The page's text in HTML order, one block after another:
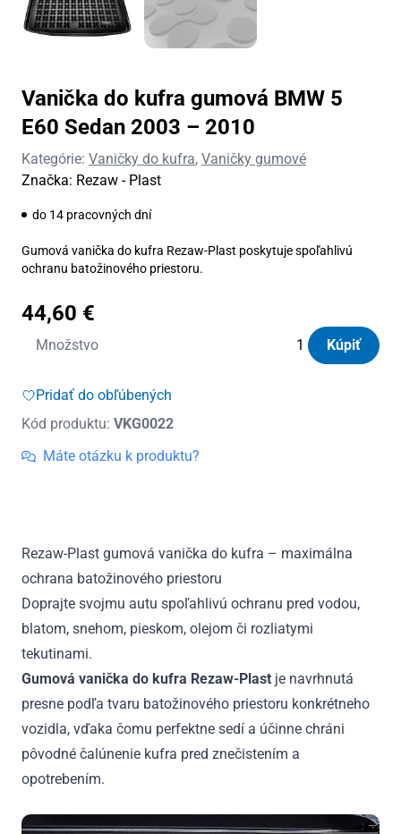
Vanička do kufra gumová BMW 5
E60 Sedan 2003 – 2010
Kategórie: Vaničky do kufra, Vaničky gumové
Značka: Rezaw - Plast
do 14 pracovných dní
Gumová vanička do kufra Rezaw-Plast poskytuje spoľahlivú
ochranu batožinového priestoru.
44,60 €
Množstvo
množstvo
do
gumová
BMW
-
2010
Kúpiť
Pridať do obľúbených
Kód produktu: VKG0022
Máte otázku k produktu?
Rezaw-Plast gumová vanička do kufra – maximálna
ochrana batožinového priestoru
Doprajte svojmu autu spoľahlivú ochranu pred vodou,
blatom, snehom, pieskom, olejom či rozliatymi
tekutinami.
Gumová vanička do kufra Rezaw-Plast je navrhnutá
presne podľa tvaru batožinového priestoru konkrétneho
vozidla, vďaka čomu perfektne sedí a účinne chráni
pôvodné čalúnenie kufra pred znečistením a
opotrebením.